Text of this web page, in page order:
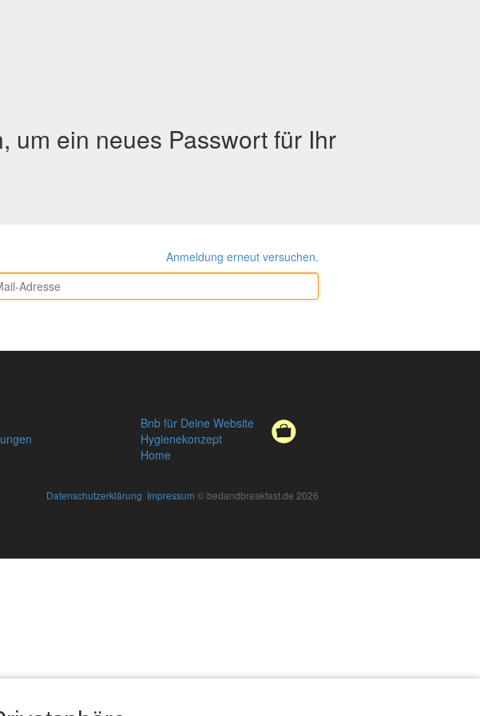
um ein neues Passwort für Ihr
Anmeldung erneut versuchen.
Bnb für Deine Website
Hygienekonzept
Home
Datenschutzerklärung Impressum © bedandbreakfast.de 2026